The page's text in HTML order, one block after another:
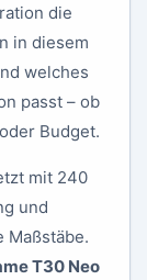
die
in diesem
welches
passt – ob
Budget.
mit 240
und
Maßstäbe.
T30 Neo